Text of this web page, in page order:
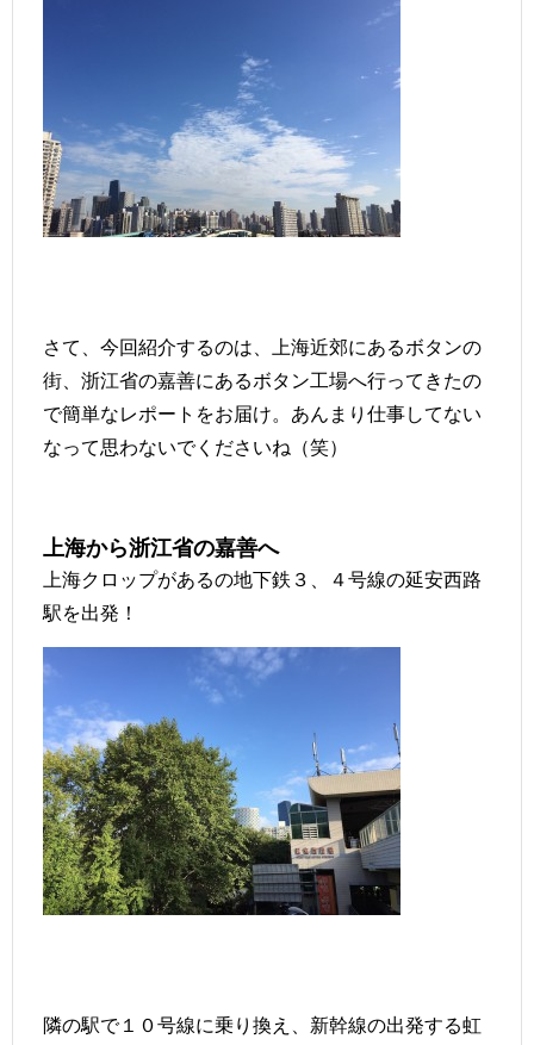
さて、今回紹介するのは、上海近郊にあるボタンの
街、浙江省の嘉善にあるボタン工場へ行ってきたの
で簡単なレポートをお届け。あんまり仕事してない
なって思わないでくださいね（笑）
上海から浙江省の嘉善へ
上海クロップがあるの地下鉄３、４号線の延安西路
駅を出発！
隣の駅で１０号線に乗り換え、新幹線の出発する虹